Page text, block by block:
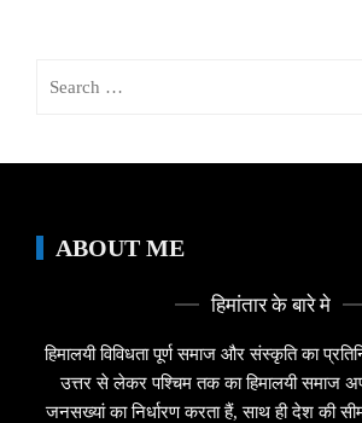
ABOUT ME
हिमांतार के बारे मे
हिमालयी विविधता पूर्ण समाज और संस्कृति का
उत्तर से लेकर पश्चिम तक का हिमालयी समाज
जनसख्यां का निर्धारण करता हैं, साथ ही देश की